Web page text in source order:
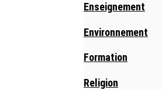
Enseignement
Environnement
Formation
Religion